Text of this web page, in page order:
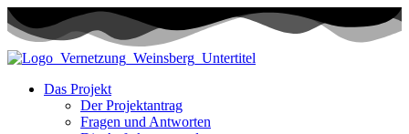
Das Projekt
Der Projektantrag
Fragen und Antworten